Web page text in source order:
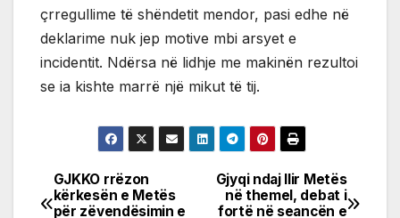
çrregullime të shëndetit mendor, pasi edhe në
deklarime nuk jep motive mbi arsyet e
incidentit. Ndërsa në lidhje me makinën rezultoi
se ia kishte marrë një mikut të tij.
Post
Gjyqi ndaj Ilir Metës
në themel, debat i
fortë në seancën e
GJKKO rrëzon
kërkesën e Metës
për zëvendësimin e